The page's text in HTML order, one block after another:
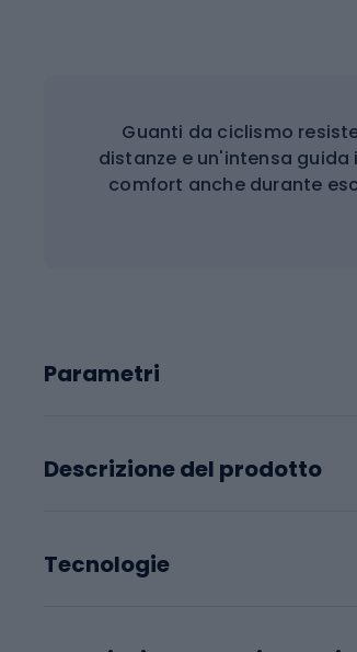
Guanti da ciclismo
distanze e un'intensa guida
comfort anche durante
Parametri
Descrizione del prodotto
Tecnologie